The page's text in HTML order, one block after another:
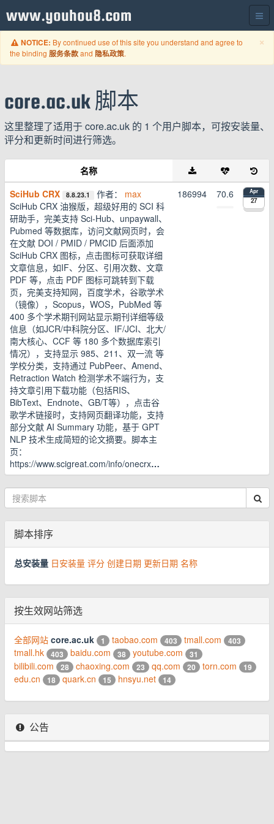
www.youhou8.com
×
NOTICE: By continued use of this site you understand and agree to
the binding 服务条款and 隐私政策.
core.ac.uk 脚本
这里整理了适用于 core.ac.uk 的 1 个用户脚本，可按安装量、
评分和更新时间进行筛选。
名称
SciHub CRX
8.8.23.1 作者： max
SciHub CRX 油猴版，超级好用的 SCI 科
研助手，完美支持 Sci-Hub、unpaywall、
Pubmed 等数据库，访问文献网页时，会
在文献 DOI / PMID / PMCID 后面添加
SciHub CRX 图标，点击图标可获取详细
文章信息，如IF、分区、引用次数、文章
PDF 等，点击 PDF 图标可跳转到下载
页，完美支持知网，百度学术，谷歌学术
（镜像），Scopus，WOS，PubMed 等
400 多个学术期刊网站显示期刊详细等级
信息（如JCR/中科院分区、IF/JCI、北大/
南大核心、CCF 等 180 多个数据库索引
情况），支持显示 985、211、双一流 等
学校分类，支持通过 PubPeer、Amend、
Retraction Watch 检测学术不端行为，支
持文章引用下载功能（包括RIS、
BibText、Endnote、GB/T等），点击谷
歌学术链接时，支持网页翻译功能，支持
部分文献 AI Summary 功能，基于 GPT
NLP 技术生成简短的论文摘要。脚本主
页：
https://www.scigreat.com/info/onecrx…
186994 70.6 Apr
27
脚本排序
总安装量 日安装量 评分 创建日期 更新日期 名称
按生效网站筛选
全部网站 core.ac.uk 1 taobao.com 403 tmall.com 403
tmall.hk 403 baidu.com 38 youtube.com 31
bilibili.com 28 chaoxing.com 23 qq.com 20 torn.com 19
edu.cn 18 quark.cn 15 hnsyu.net 14
公告